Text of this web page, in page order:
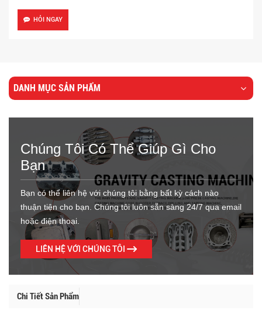
HỎI NGAY
DANH MỤC SẢN PHẨM
Chúng Tôi Có Thể Giúp Gì Cho
Bạn
Bạn có thể liên hệ với chúng tôi bằng bất kỳ cách nào
thuận tiện cho bạn. Chúng tôi luôn sẵn sàng 24/7 qua email
hoặc điện thoại.
LIÊN HỆ VỚI CHÚNG TÔI
Chi Tiết Sản Phẩm